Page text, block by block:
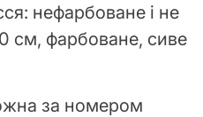
нефарбоване і не
см, фарбоване, сиве
за номером